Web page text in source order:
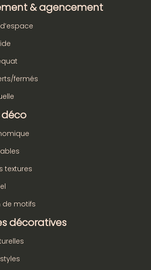
& agencement
fermés
déco
textures
de motifs
décoratives